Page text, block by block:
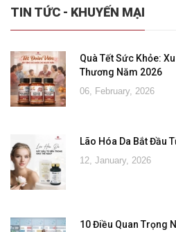
TIN TỨC - KHUYẾN MẠI
Quà Tết Sức Khỏe:
Thương Năm 2026
06, February, 2026
Lão Hóa Da Bắt Đầu
12, January, 2026
10 Điều Quan Trọng